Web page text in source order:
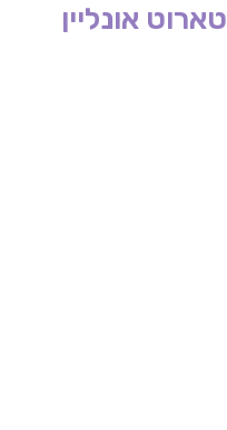
טארוט אונליין